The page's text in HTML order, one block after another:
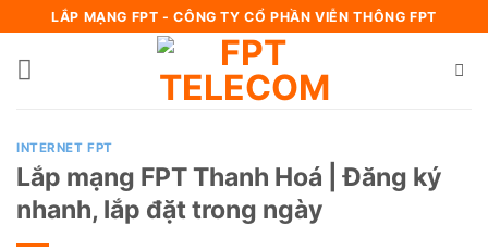
LẮP MẠNG FPT - CÔNG TY CỔ PHẦN VIỄN THÔNG FPT
INTERNET FPT
Lắp mạng FPT Thanh Hoá | Đăng ký
nhanh, lắp đặt trong ngày